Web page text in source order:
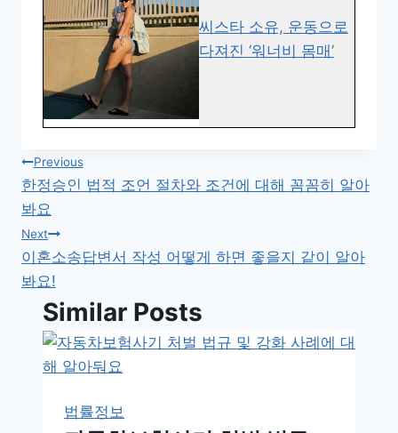
씨스타 소유, 운동으로
다져진 ‘워너비 몸매’
글
탐
색
Previous
한정승인 법적 조언 절차와 조건에 대해 꼼꼼히 알아
봐요
Next
이혼소송답변서 작성 어떻게 하면 좋을지 같이 알아
봐요!
Similar Posts
법률정보